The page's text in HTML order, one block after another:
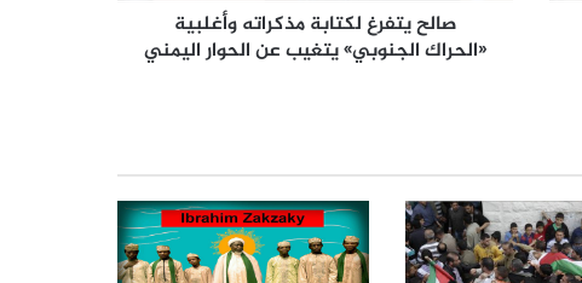
صالح يتفرغ لكتابة مذكراته وأغلبية
«الحراك الجنوبي» يتغيب عن الحوار اليمني